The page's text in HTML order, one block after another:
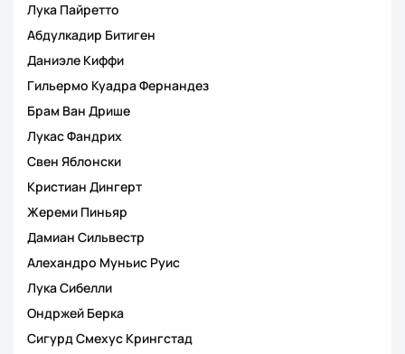
Лука Пайретто
Абдулкадир Битиген
Даниэле Киффи
Гильермо Куадра Фернандез
Брам Ван Дрише
Лукас Фандрих
Свен Яблонски
Кристиан Дингерт
Жереми Пиньяр
Дамиан Сильвестр
Алехандро Муньис Руис
Лука Сибелли
Ондржей Берка
Сигурд Смехус Крингстад